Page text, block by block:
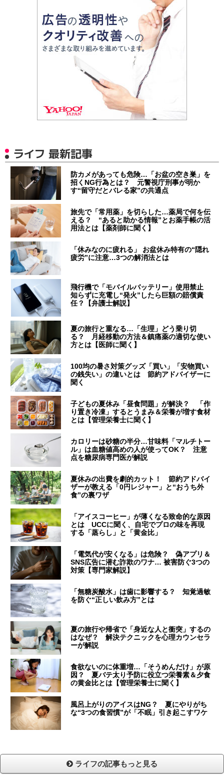
ライフ 最新記事
防カメがあっても危険…「お盆の空き巣」を
招くNG行為とは？ 元警視庁刑事が明か
す“留守だとバレる家”の共通点
旅先で「常用薬」を切らした…薬局で何を伝
える？ “あると助かる情報”とお薬手帳の活
用法とは【薬剤師に聞く】
「休みなのに疲れる」 お盆休み特有の“隠れ
疲労”に注意…3つの解消法とは
飛行機で「モバイルバッテリー」使用禁止
知らずに充電し“発火”したら巨額の賠償責
任？【弁護士解説】
夏の旅行と重なる…「生理」どう乗り切
る？ 月経移動の方法＆鎮痛薬の適切な使い
方とは【医師に聞く】
100均の暑さ対策グッズ「買い」「安物買い
の銭失い」の違いとは 節約アドバイザーに
聞く
子どもの夏休み「昼食問題」が解決？ 「作
り置き冷凍」するとうまみ＆栄養が増す食材
とは【管理栄養士に聞く】
カロリーは砂糖の半分…甘味料「マルチトー
ル」は血糖値高めの人が使ってOK？ 注意
点を糖尿病専門医が解説
夏休みの出費を劇的カット！ 節約アドバイ
ザーが教える「0円レジャー」と“おうち外
食”の裏ワザ
「アイスコーヒー」が薄くなる致命的な原因
とは UCCに聞く、自宅でプロの味を再現
する「蒸らし」と「黄金比」
「電気代が安くなる」は危険？ 偽アプリ＆
SNS広告に潜む詐欺のワナ… 被害防ぐ3つの
対策【専門家解説】
「無糖炭酸水」は歯に影響する？ 知覚過敏
を防ぐ“正しい飲み方”とは
夏の旅行や帰省で「身近な人と衝突」するの
はなぜ？ 解決テクニックを心理カウンセラ
ーが解説
食欲ないのに体重増…「そうめんだけ」が原
因？ 夏バテ太り予防に役立つ栄養素＆夕食
の黄金比とは【管理栄養士に聞く】
風呂上がりのアイスはNG？ 夏にやりがち
な“3つの食習慣”が「不眠」引き起こすワケ
ライフの記事もっと見る